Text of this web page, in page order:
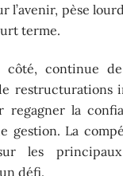
l’avenir, pèse
terme.
côté, continue
restructurations
regagner la
gestion. La
les
défi.